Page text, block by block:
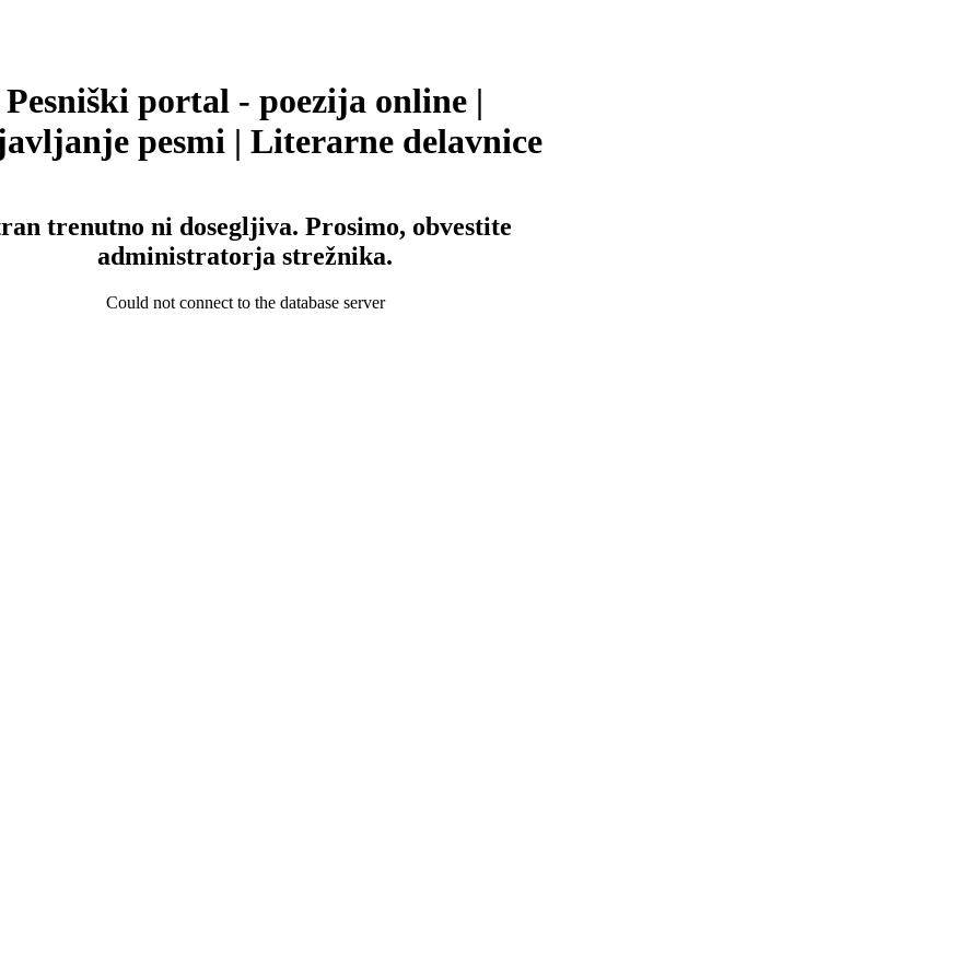
Pesniški portal - poezija online |
pesmi | Literarne delavnice
trenutno ni dosegljiva. Prosimo, obvestite
administratorja strežnika.
Could not connect to the database server